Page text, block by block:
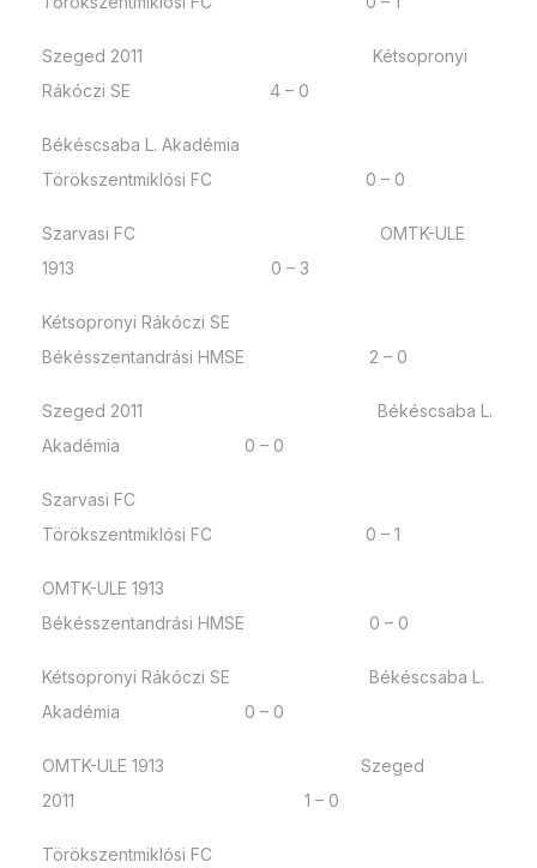
Szeged 2011 Kétsopronyi
Rákóczi SE 4 – 0
Békéscsaba L. Akadémia
Törökszentmiklósi FC 0 – 0
Szarvasi FC OMTK-ULE
1913 0 – 3
Kétsopronyi Rákóczi SE
Békésszentandrási HMSE 2 – 0
Szeged 2011 Békéscsaba L.
Akadémia 0 – 0
Szarvasi FC
Törökszentmiklósi FC 0 – 1
OMTK-ULE 1913
Békésszentandrási HMSE 0 – 0
Kétsopronyi Rákóczi SE Békéscsaba L.
Akadémia 0 – 0
OMTK-ULE 1913 Szeged
2011 1 – 0
Törökszentmiklósi FC